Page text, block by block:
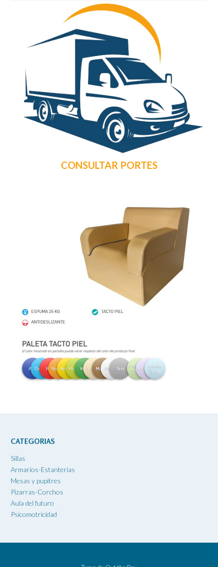
CONSULTAR PORTES
CATEGORIAS
Sillas
Armarios-Estanterías
Mesas y pupitres
Pizarras-Corchos
Aula del futuro
Psicomotricidad